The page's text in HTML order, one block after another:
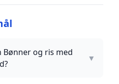
Bønner og ris med
▼